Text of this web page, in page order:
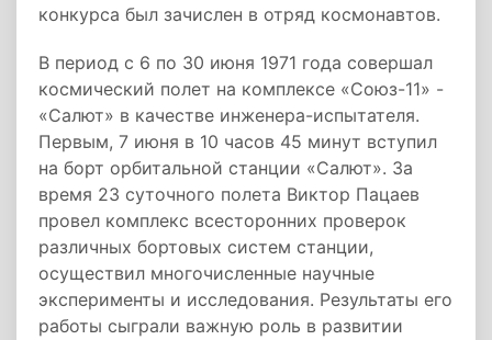
конкурса был зачислен в отряд космонавтов.
В период с 6­ по 30 июня 1971 года совершал
космический полет на комплексе «Союз-11» -
«Салют» в качестве инженера-­испытателя.
Первым, 7 июня в 10 часов 45 минут вступил
на борт орбитальной станции «Салют». За
время 23­ суточного полета Виктор Пацаев
провел комплекс всесторонних проверок
различных бортовых систем станции,
осуществил многочисленные научные
эксперименты и исследования. Результаты его
работы сыграли важную роль в развитии